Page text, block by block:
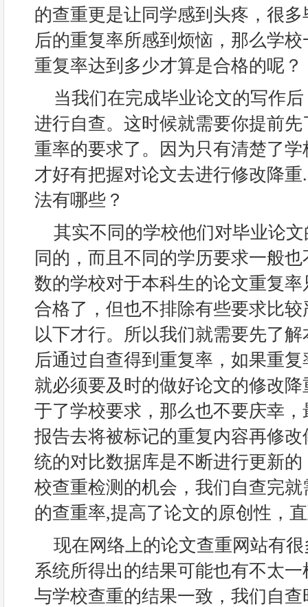
的查重更是让同学感到头疼，很
后的重复率所感到烦恼，那么学
重复率达到多少才算是合格的呢？
当我们在完成毕业论文的写作
进行自查。这时候就需要你提前
重率的要求了。因为只有清楚了
才好有把握对论文去进行修改降
法有哪些？
其实不同的学校他们对毕业论
同的，而且不同的学历要求一般
数的学校对于本科生的论文重复
合格了，但也不排除有些要求比
以下才行。所以我们就需要先了
后通过自查得到重复率，如果重
就必须要及时的做好论文的修改
于了学校要求，那么也不要庆幸
报告去将被标记的重复内容再修
统的对比数据库是不断进行更新
校查重检测的机会，我们自查完
的查重率,提高了论文的原创性，
现在网络上的论文查重网站有
系统所得出的结果可能也有不太
与学校查重的结果一致，我们自